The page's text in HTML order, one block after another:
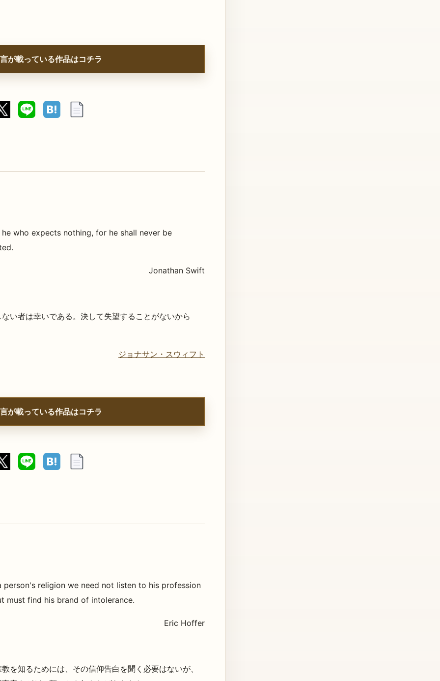
が載っている作品はコチラ
he who expects nothing, for he shall never be
Jonathan Swift
い者は幸いである。決して失望することがないから
ジョナサン・スウィフト
が載っている作品はコチラ
person's religion we need not listen to his profession
must find his brand of intolerance.
Eric Hoffer
を知るためには、その信仰告白を聞く必要はないが、